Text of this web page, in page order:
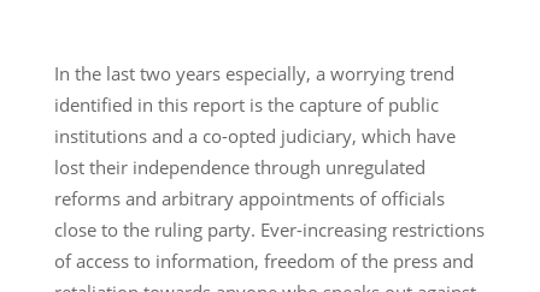
In the last two years especially, a worrying trend
identified in this report is the capture of public
institutions and a co-opted judiciary, which have
lost their independence through unregulated
reforms and arbitrary appointments of officials
close to the ruling party. Ever-increasing restrictions
of access to information, freedom of the press and